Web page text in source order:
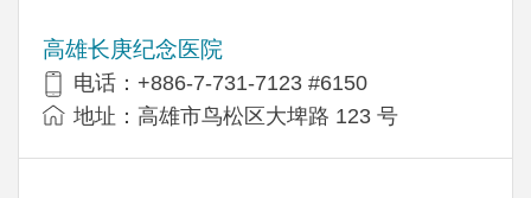
高雄长庚纪念医院
电话：+886-7-731-7123 #6150
地址：高雄市鸟松区大埤路 123 号